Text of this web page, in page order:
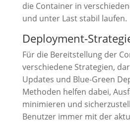
die Container in
und unter Last stabil laufen.
Deployment-
Für die Bereitstellung der
verschiedene Strategien,
Updates und Blue-Green
Methoden helfen dabei,
minimieren und
Benutzer immer mit der